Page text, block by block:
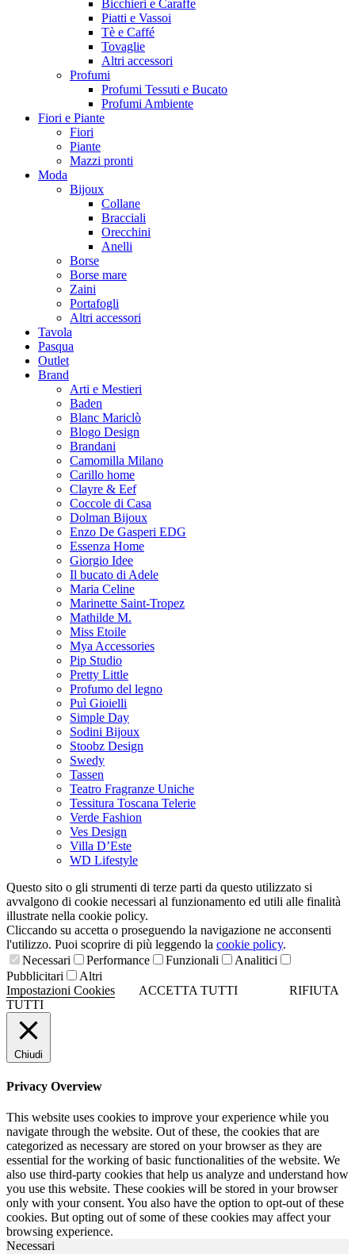
Bicchieri e Caraffe
Piatti e Vassoi
Tè e Caffé
Tovaglie
Altri accessori
Profumi
Profumi Tessuti e Bucato
Profumi Ambiente
Fiori e Piante
Fiori
Piante
Mazzi pronti
Moda
Bijoux
Collane
Bracciali
Orecchini
Anelli
Borse
Borse mare
Zaini
Portafogli
Altri accessori
Tavola
Pasqua
Outlet
Brand
Arti e Mestieri
Baden
Blanc Mariclò
Blogo Design
Brandani
Camomilla Milano
Carillo home
Clayre & Eef
Coccole di Casa
Dolman Bijoux
Enzo De Gasperi EDG
Essenza Home
Giorgio Idee
Il bucato di Adele
Maria Celine
Marinette Saint-Tropez
Mathilde M.
Miss Etoile
Mya Accessories
Pip Studio
Pretty Little
Profumo del legno
Puì Gioielli
Simple Day
Sodini Bijoux
Stoobz Design
Swedy
Tassen
Teatro Fragranze Uniche
Tessitura Toscana Telerie
Verde Fashion
Ves Design
Villa D’Este
WD Lifestyle
Questo sito o gli strumenti di terze parti da questo utilizzato si
avvalgono di cookie necessari al funzionamento ed utili alle finalità
illustrate nella cookie policy.
Cliccando su accetta o proseguendo la navigazione ne acconsenti
l'utilizzo. Puoi scoprire di più leggendo la cookie policy.
Necessari
Performance Funzionali
Analitici
Pubblicitari
Altri
Impostazioni Cookies
ACCETTA TUTTI
RIFIUTA
TUTTI
Chiudi
Privacy Overview
This website uses cookies to improve your experience while you
navigate through the website. Out of these, the cookies that are
categorized as necessary are stored on your browser as they are
essential for the working of basic functionalities of the website. We
also use third-party cookies that help us analyze and understand how
you use this website. These cookies will be stored in your browser
only with your consent. You also have the option to opt-out of these
cookies. But opting out of some of these cookies may affect your
browsing experience.
Necessari